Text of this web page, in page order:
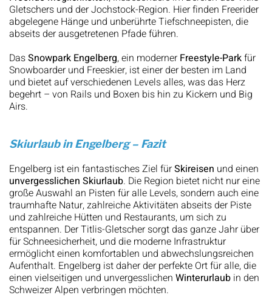
Gletschers und der Jochstock-Region. Hier finden Freerider
abgelegene Hänge und unberührte Tiefschneepisten, die
abseits der ausgetretenen Pfade führen.
DasSnowpark Engelberg, ein moderner Freestyle-Parkfür
Snowboarder und Freeskier, ist einer der besten im Land
und bietet auf verschiedenen Levels alles, was das Herz
begehrt – von Rails und Boxen bis hin zu Kickern und Big
Airs.
Skiurlaub in Engelberg – Fazit
Engelberg ist ein fantastisches Ziel fürSkireisen und einen
unvergesslichen Skiurlaub. Die Region bietet nicht nur eine
große Auswahl an Pisten für alle Levels, sondern auch eine
traumhafte Natur, zahlreiche Aktivitäten abseits der Piste
und zahlreiche Hütten und Restaurants, um sich zu
entspannen. Der Titlis-Gletscher sorgt das ganze Jahr über
für Schneesicherheit, und die moderne Infrastruktur
ermöglicht einen komfortablen und abwechslungsreichen
Aufenthalt. Engelberg ist daher der perfekte Ort für alle, die
einen vielseitigen und unvergesslichen Winterurlaub in den
Schweizer Alpen verbringen möchten.